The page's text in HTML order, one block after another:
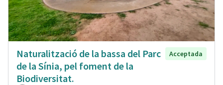
Naturalització de la bassa del Parc
de la Sínia, pel foment de la
Biodiversitat.
Acceptada